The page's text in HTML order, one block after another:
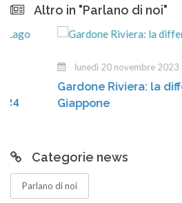
Altro in "Parlano di noi"
lunedì 20 novembre 2023
Gardone Riviera: la
Giappone
Categorie news
Parlano di noi